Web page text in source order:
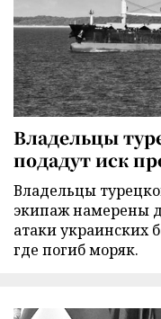
Владельцы
подадут иск
Владельцы
экипаж намерены
атаки украинских
где погиб моряк.